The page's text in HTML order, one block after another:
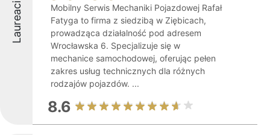
Laureaci
Mobilny Serwis Mechaniki Pojazdowej Rafał
Fatyga to firma z siedzibą w Ziębicach,
prowadząca działalność pod adresem
Wrocławska 6. Specjalizuje się w
mechanice samochodowej, oferując pełen
zakres usług technicznych dla różnych
rodzajów pojazdów. ...
8.6